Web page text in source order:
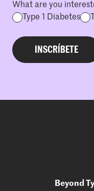
What are you
Type 1 Diabetes
Beyond